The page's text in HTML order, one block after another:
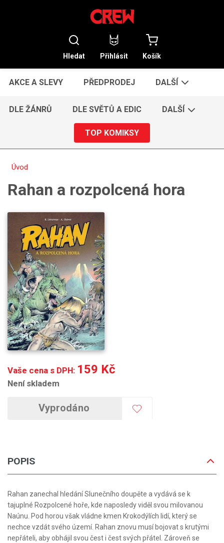
Hledat Přihlásit Košík
AKCE A SLEVY PŘEDPRODEJ DALŠÍ
DLE ŽÁNRŮ DLE SVĚTŮ A EDIC DALŠÍ
TOP KOMIKSY
Úvod
Rahan a rozpolcená hora
Vaše cena s DPH: 159 Kč
Není skladem
Vyprodáno
POPIS
Rahan zanechal hledání Slunečního doupěte a vydává se k
tajuplné Rozpolcené hoře, kde naposledy viděl svou milovanou
Naúnu. Pod horou však vládne kmen Krokodýlích lidí, který se
nechce vzdát svého území. Rahan znovu musí bojovat s krutými
nepřáteli, aby obhájil svou čest i čest svých přátel. Zároveň se